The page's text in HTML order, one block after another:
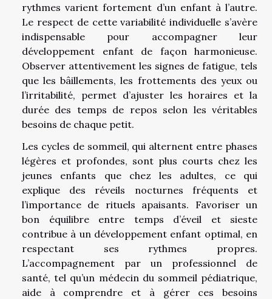
rythmes varient fortement d’un enfant à l’autre.
Le respect de cette variabilité individuelle s’avère
indispensable pour accompagner leur
développement enfant de façon harmonieuse.
Observer attentivement les signes de fatigue, tels
que les bâillements, les frottements des yeux ou
l’irritabilité, permet d’ajuster les horaires et la
durée des temps de repos selon les véritables
besoins de chaque petit.
Les cycles de sommeil, qui alternent entre phases
légères et profondes, sont plus courts chez les
jeunes enfants que chez les adultes, ce qui
explique des réveils nocturnes fréquents et
l’importance de rituels apaisants. Favoriser un
bon équilibre entre temps d’éveil et sieste
contribue à un développement enfant optimal, en
respectant ses rythmes propres.
L’accompagnement par un professionnel de
santé, tel qu’un médecin du sommeil pédiatrique,
aide à comprendre et à gérer ces besoins